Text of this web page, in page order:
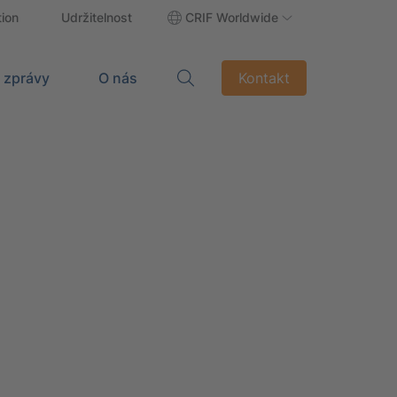
Udržitelnost CRIF Worldwide
zprávy O nás Kontakt